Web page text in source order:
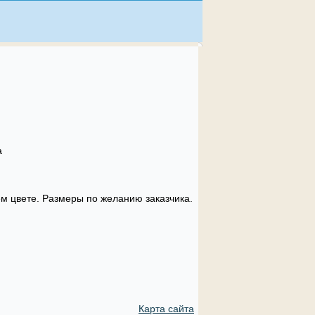
цвете. Размеры по желанию заказчика.
Карта сайта